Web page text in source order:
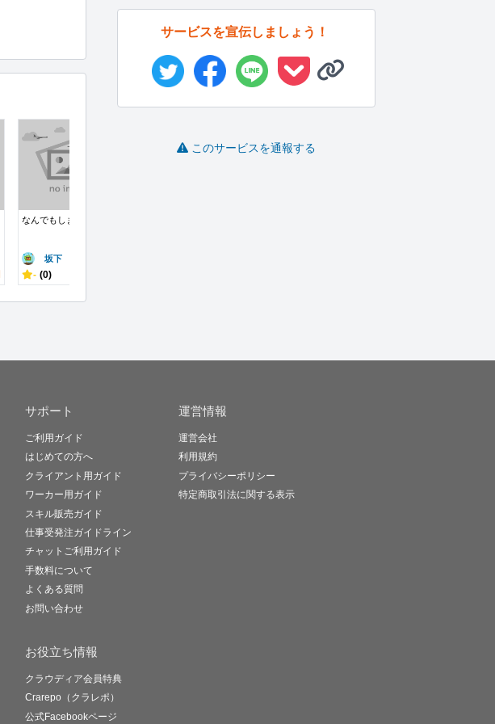
なんでもします
坂下 翔也
- (0)
サービスを宣伝しましょう！
このサービスを通報する
サポート
ご利用ガイド
はじめての方へ
クライアント用ガイド
ワーカー用ガイド
スキル販売ガイド
仕事受発注ガイドライン
チャットご利用ガイド
手数料について
よくある質問
お問い合わせ
お役立ち情報
クラウディア会員特典
Crarepo（クラレポ）
公式Facebookページ
運営情報
運営会社
利用規約
プライバシーポリシー
特定商取引法に関する表示